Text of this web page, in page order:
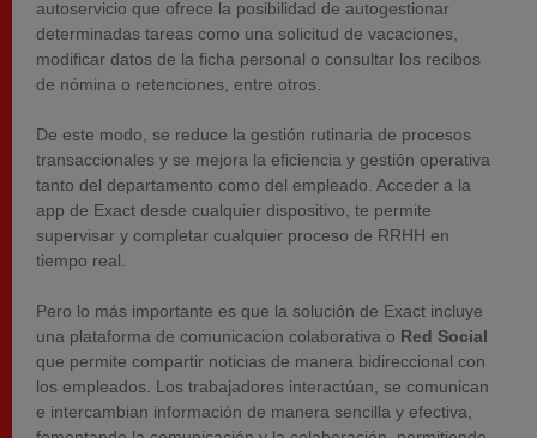
autoservicio que ofrece la posibilidad de autogestionar
determinadas tareas como una solicitud de vacaciones,
modificar datos de la ficha personal o consultar los recibos
de nómina o retenciones, entre otros.
De este modo, se reduce la gestión rutinaria de procesos
transaccionales y se mejora la eficiencia y gestión operativa
tanto del departamento como del empleado. Acceder a la
app de Exact desde cualquier dispositivo, te permite
supervisar y completar cualquier proceso de RRHH en
tiempo real.
Pero lo más importante es que la solución de Exact incluye
una plataforma de comunicacion colaborativa o Red Social
que permite compartir noticias de manera bidireccional con
los empleados. Los trabajadores interactúan, se comunican
e intercambian información de manera sencilla y efectiva,